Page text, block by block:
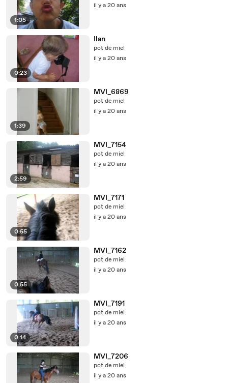
1:05
il y a 20 ans
0:23
Ilan
pot de miel
il y a 20 ans
1:39
MVI_6869
pot de miel
il y a 20 ans
2:59
MVI_7154
pot de miel
il y a 20 ans
0:55
MVI_7171
pot de miel
il y a 20 ans
0:55
MVI_7162
pot de miel
il y a 20 ans
0:14
MVI_7191
pot de miel
il y a 20 ans
MVI_7206
pot de miel
il y a 20 ans